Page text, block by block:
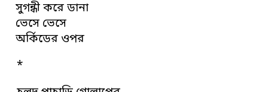
সুগন্ধী করে ডানা
ভেসে ভেসে
অর্কিডের ওপর
*